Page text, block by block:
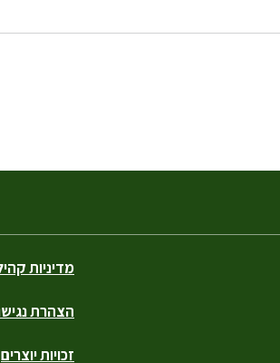
מדיניות
הצהרת
זכויות יוצרים